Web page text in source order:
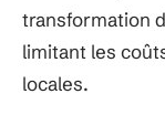
transformation
limitant les
locales.